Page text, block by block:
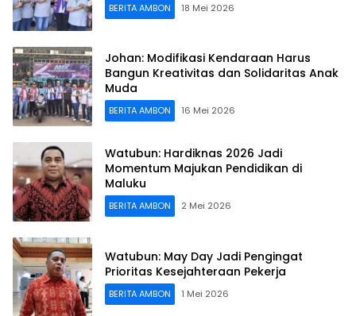
BERITA AMBON 18 Mei 2026
Johan: Modifikasi Kendaraan Harus
Bangun Kreativitas dan Solidaritas Anak
Muda
BERITA AMBON 16 Mei 2026
Watubun: Hardiknas 2026 Jadi
Momentum Majukan Pendidikan di
Maluku
BERITA AMBON 2 Mei 2026
Watubun: May Day Jadi Pengingat
Prioritas Kesejahteraan Pekerja
BERITA AMBON 1 Mei 2026